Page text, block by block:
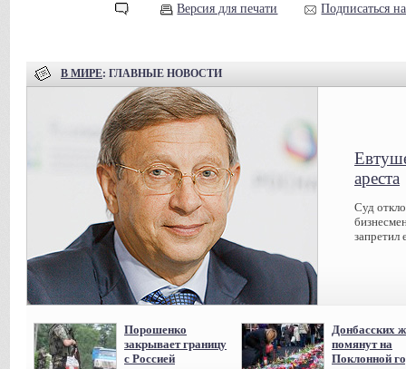
Версия для печати Подписаться
В МИРЕ: ГЛАВНЫЕ НОВОСТИ
ареста
Суд
запретил
Порошенко
закрывает границу
с Россией
Донбасских
помянут на
Поклонной